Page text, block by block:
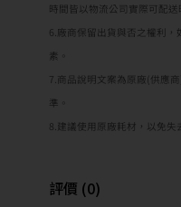
時間皆以物流公司實際可配送
6.廠商保留出貨與否之權利
素。
7.商品說明文案為原廠(供應
準。
8.建議使用原廠耗材，以免失
評價 (0)